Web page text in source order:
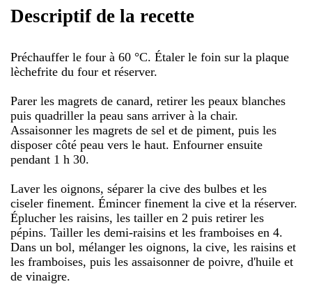
Descriptif de la recette
Préchauffer le four à 60 °C. Étaler le foin sur la plaque
lèchefrite du four et réserver.
Parer les magrets de canard, retirer les peaux blanches
puis quadriller la peau sans arriver à la chair.
Assaisonner les magrets de sel et de piment, puis les
disposer côté peau vers le haut. Enfourner ensuite
pendant 1 h 30.
Laver les oignons, séparer la cive des bulbes et les
ciseler finement. Émincer finement la cive et la réserver.
Éplucher les raisins, les tailler en 2 puis retirer les
pépins. Tailler les demi-raisins et les framboises en 4.
Dans un bol, mélanger les oignons, la cive, les raisins et
les framboises, puis les assaisonner de poivre, d'huile et
de vinaigre.